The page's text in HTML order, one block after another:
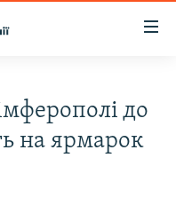
до
на ярмарок